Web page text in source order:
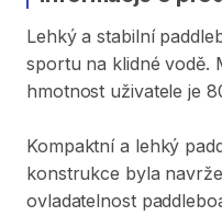
Lehký a stabilní
sportu na klidné vodě.
hmotnost uživatele je
Kompaktní a lehký
konstrukce byla
ovladatelnost